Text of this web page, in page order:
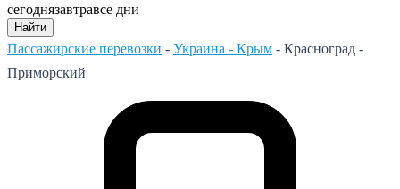
сегоднязавтравсе дни
Найти
Пассажирские перевозки - Украина - Крым - Красноград -
Приморский